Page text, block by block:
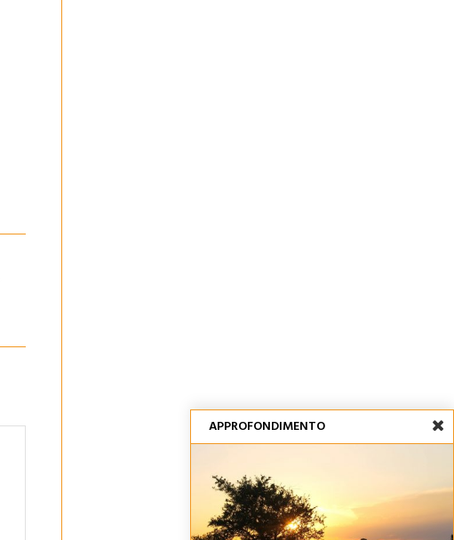
APPROFONDIMENTO